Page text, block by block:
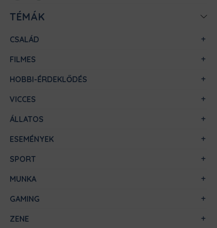
TÉMÁK
CSALÁD
FILMES
HOBBI-ÉRDEKLŐDÉS
VICCES
ÁLLATOS
ESEMÉNYEK
SPORT
MUNKA
GAMING
ZENE